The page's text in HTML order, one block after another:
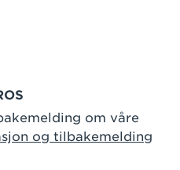
om våre
og tilbakemelding